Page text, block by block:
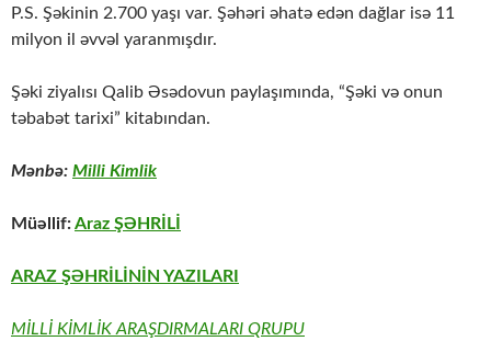
P.S. Şəkinin 2.700 yaşı var. Şəhəri əhatə edən dağlar isə 11
milyon il əvvəl yaranmışdır.
Şəki ziyalısı Qalib Əsədovun paylaşımında, “Şəki və onun
təbabət tarixi” kitabından.
Mənbə: Milli Kimlik
Müəllif:Araz ŞƏHRİLİ
ARAZ ŞƏHRİLİNİN YAZILARI
MİLLİ KİMLİK ARAŞDIRMALARI QRUPU